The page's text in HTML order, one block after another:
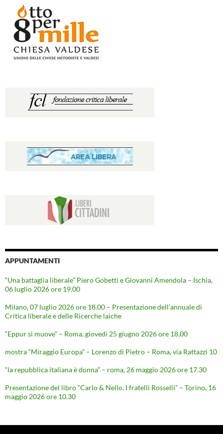
APPUNTAMENTI
“Una battaglia liberale” Piero Gobetti e Giovanni Amendola – Ischia,
06 luglio 2026 ore 19.00
Milano, 07 luglio 2026 ore 18.00 – Presentazione dell’annuale di
Critica liberale e delle Ricerche laiche
“Eppur si muove” – Roma, giovedì 25 giugno 2026 ore 18,00
mostra “Miraggio Europa” – Lorenzo di Pietro – Roma, via Rattazzi 10
“la repubblica italiana è donna” – roma, 26 maggio 2026 ore 17.30
Presentazione del libro “Carlo & Nello. I fratelli Rosselli” – Torino, 16
maggio 2026 ore 10.30